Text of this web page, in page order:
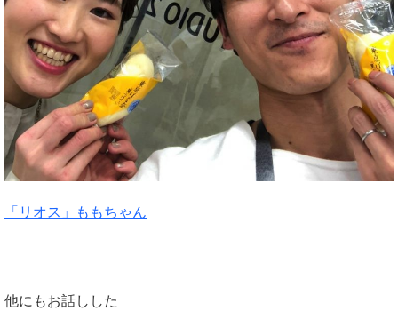
「リオス」ももちゃん
他にもお話しした